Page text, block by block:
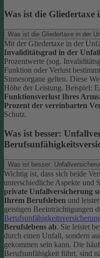
Was ist die
Was ist die Gliedertaxe in der
Mit der Gliedertaxe in der
Invaliditätsgrad in der
Prozentwerte (sog.
Funktion oder Verlust
Sinnesorgane gelten. Diese
Höhe der Leistung. Beispiel:
Funktionsverlust Ihres Arms
Prozent der vereinbarten
Schutz.
Was ist besser:
Was ist besser:
Wichtig ist, dass sich beide
unterschiedliche Aspekte und
private Unfallversicherung
Ihrem Berufsleben und
geistigen Beeinträchtigungen
Berufslebens ab. Sie leistet
durch einen Unfall, sondern
gekommen sein kann. Die
Berufsunfähigkeit führt, sind